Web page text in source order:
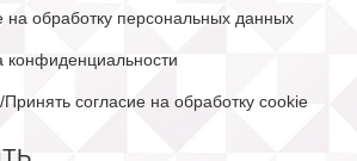
на обработку персональных данных
конфиденциальности
Принять согласие на обработку cookie